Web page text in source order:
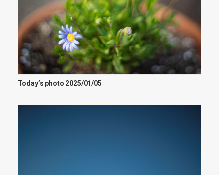
Today’s photo 2025/01/05